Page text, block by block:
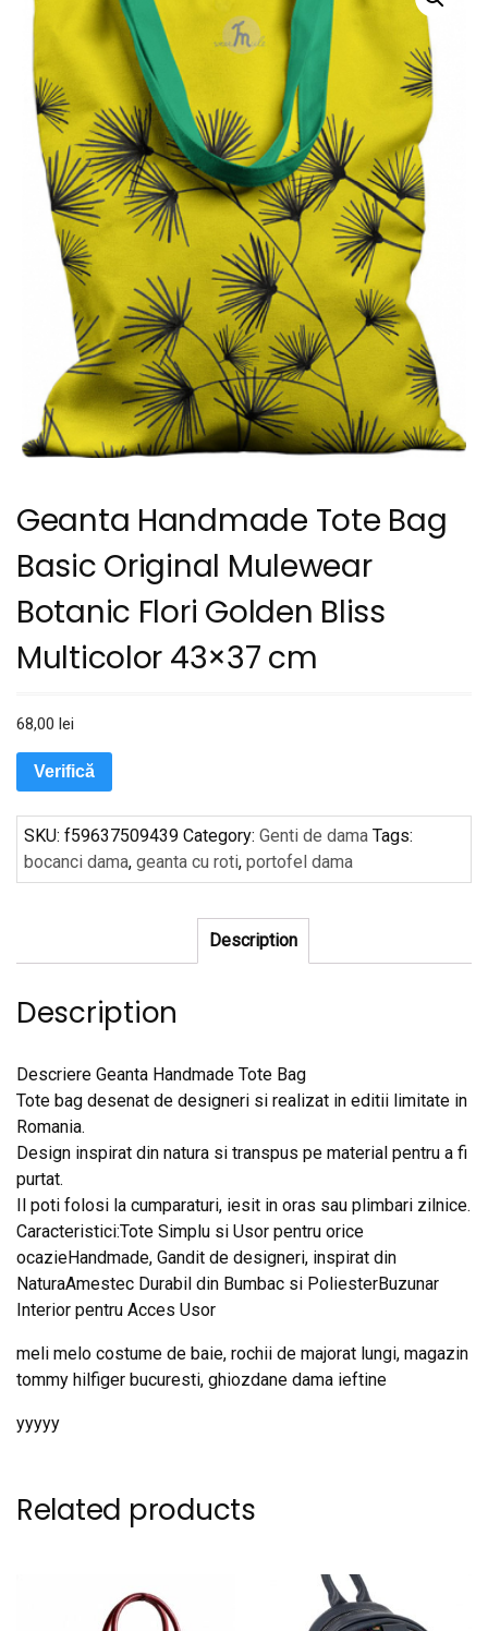
Geanta Handmade Tote Bag
Basic Original Mulewear
Botanic Flori Golden Bliss
Multicolor 43×37 cm
68,00 lei
Verifică
SKU: f59637509439 Category: Genti de dama Tags:
bocanci dama, geanta cu roti, portofel dama
Description
Description
Descriere Geanta Handmade Tote Bag
Tote bag desenat de designeri si realizat in editii limitate in
Romania.
Design inspirat din natura si transpus pe material pentru a fi
purtat.
Il poti folosi la cumparaturi, iesit in oras sau plimbari zilnice.
Caracteristici:Tote Simplu si Usor pentru orice
ocazieHandmade, Gandit de designeri, inspirat din
NaturaAmestec Durabil din Bumbac si PoliesterBuzunar
Interior pentru Acces Usor
meli melo costume de baie, rochii de majorat lungi, magazin
tommy hilfiger bucuresti, ghiozdane dama ieftine
yyyyy
Related products